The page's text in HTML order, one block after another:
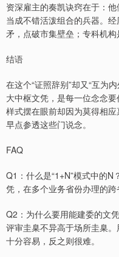
资深雇主的奏凯诀窍在于：
当成不错活泼组合的兵器。
矛，点破市集壁垒；专科机构
结语
在这个“证照辞别”却又“互为
大中枢文凭，是每一位念念
样式摆在眼前却因为莫得相
早点参透这些门说念。
FAQ
Q1：什么是“1+N”模式中的
凭，在多个业务省份办理的跨
Q2：为什么要用能建委的文
评审圭臬不异高于场所圭臬
十分容易，反之则很难。